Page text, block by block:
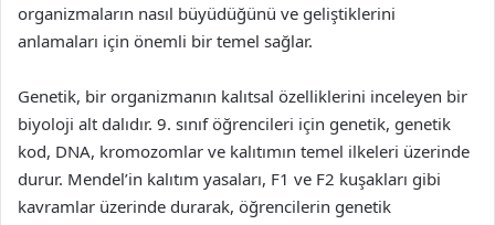
organizmaların nasıl büyüdüğünü ve geliştiklerini
anlamaları için önemli bir temel sağlar.
Genetik, bir organizmanın kalıtsal özelliklerini inceleyen bir
biyoloji alt dalıdır. 9. sınıf öğrencileri için genetik, genetik
kod, DNA, kromozomlar ve kalıtımın temel ilkeleri üzerinde
durur. Mendel’in kalıtım yasaları, F1 ve F2 kuşakları gibi
kavramlar üzerinde durarak, öğrencilerin genetik